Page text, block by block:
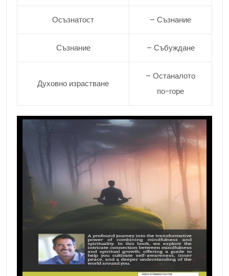
Осъзнатост – Съзнание
Съзнание – Събуждане
Духовно израстване
– Останалото
по-горе